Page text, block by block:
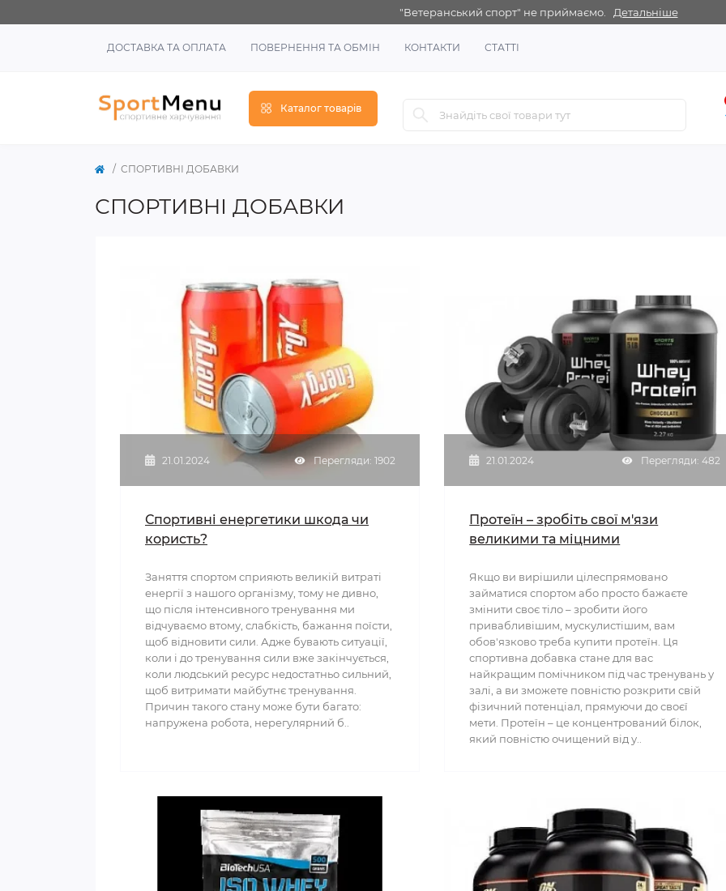
"Ветеранський спорт" не приймаємо. Детальніше
ДОСТАВКА ТА ОПЛАТА ПОВЕРНЕННЯ ТА ОБМІН КОНТАКТИ СТАТТІ
Каталог товарів
СПОРТИВНІ ДОБАВКИ
СПОРТИВНІ ДОБАВКИ
21.01.2024 Перегляди: 1902
Спортивні енергетики шкода чи
користь?
Заняття спортом сприяють великій витраті
енергії з нашого організму, тому не дивно,
що після інтенсивного тренування ми
відчуваємо втому, слабкість, бажання поїсти,
щоб відновити сили. Адже бувають ситуації,
коли і до тренування сили вже закінчується,
коли людський ресурс недостатньо сильний,
щоб витримати майбутнє тренування.
Причин такого стану може бути багато:
напружена робота, нерегулярний б..
21.01.2024 Перегляди: 482
Протеїн – зробіть свої м'язи
великими та міцними
Якщо ви вирішили цілеспрямовано
займатися спортом або просто бажаєте
змінити своє тіло – зробити його
привабливішим, мускулистішим, вам
обов'язково треба купити протеїн. Ця
спортивна добавка стане для вас
найкращим помічником під час тренувань у
залі, а ви зможете повністю розкрити свій
фізичний потенціал, прямуючи до своєї
мети. Протеїн – це концентрований білок,
який повністю очищений від у..